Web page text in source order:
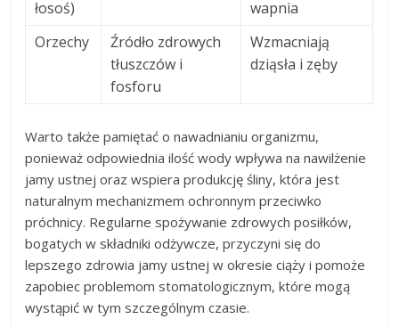
łosoś)
wapnia
Orzechy
Źródło zdrowych
tłuszczów i
fosforu
Wzmacniają
dziąsła i zęby
Warto także pamiętać o nawadnianiu organizmu,
ponieważ odpowiednia ilość wody wpływa na nawilżenie
jamy ustnej oraz wspiera produkcję śliny, która jest
naturalnym mechanizmem ochronnym przeciwko
próchnicy. Regularne spożywanie zdrowych posiłków,
bogatych w składniki odżywcze, przyczyni się do
lepszego zdrowia jamy ustnej w okresie ciąży i pomoże
zapobiec problemom stomatologicznym, które mogą
wystąpić w tym szczególnym czasie.